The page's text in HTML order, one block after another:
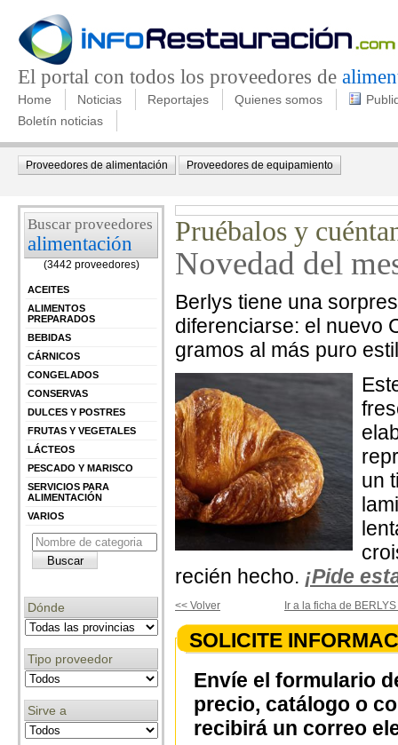
El portal con todos los proveedores de
Home Noticias Reportajes Quienes somos
Boletín noticias
Proveedores de alimentación Proveedores de equipamiento
Buscar proveedores
alimentación
(3442 proveedores)
ACEITES
ALIMENTOS
PREPARADOS
BEBIDAS
CÁRNICOS
CONGELADOS
CONSERVAS
DULCES Y POSTRES
FRUTAS Y VEGETALES
LÁCTEOS
PESCADO Y MARISCO
SERVICIOS PARA
ALIMENTACIÓN
VARIOS
Dónde
Tipo proveedor
Sirve a
Pruébalos y
Novedad del
Berlys tiene una
diferenciarse: el nuevo
gramos al más puro
un
recién hecho. ¡Pide
<< Volver Ir a la ficha de
SOLICITE
Envíe el formulario
precio, catálogo o
recibirá un correo